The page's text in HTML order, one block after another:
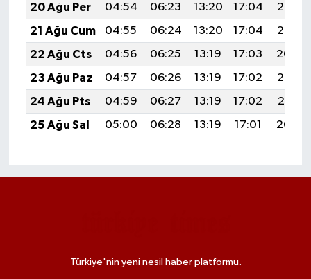
20 Ağu Per
04:54 06:23 13:20 17:04
20:07
21 Ağu Cum
04:55 06:24 13:20 17:04
20:05
22 Ağu Cts
04:56 06:25 13:19 17:03
20:04
23 Ağu Paz
04:57 06:26 13:19 17:02
20:03
24 Ağu Pts
04:59 06:27 13:19 17:02
20:01
25 Ağu Sal
05:00 06:28 13:19 17:01 20:00
Türkiye'nin yeni nesil haber platformu.